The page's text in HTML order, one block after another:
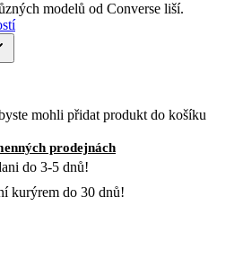
modelů od Converse liší.
mohli přidat produkt do košíku
prodejnách
do 3-5 dnů!
kurýrem do 30 dnů!